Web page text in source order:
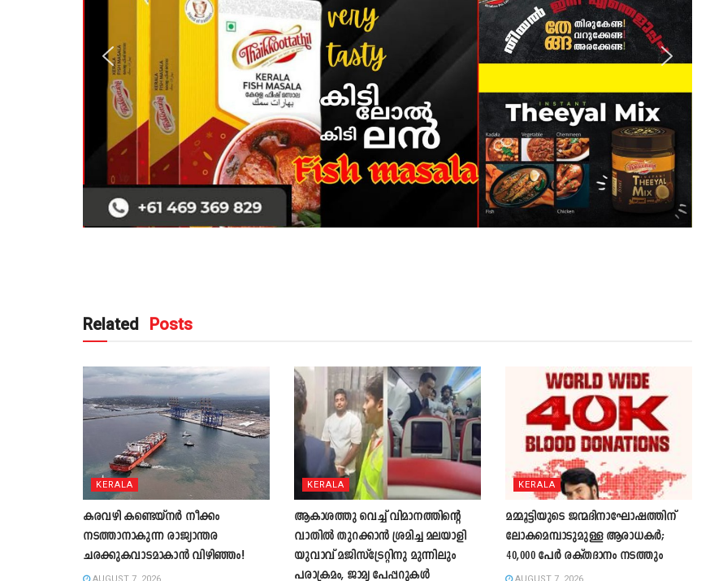
Related Posts
KERALA
കരവഴി കണ്ടെയ്നർ നീക്കം
നടത്താനാകുന്ന രാജ്യാന്തര
ചരക്കുകവാടമാകാൻ വിഴിഞ്ഞം!
KERALA
ആകാശത്തു വെച്ച് വിമാനത്തിന്റെ
വാതില്‍ തുറക്കാന്‍ ശ്രമിച്ച മലയാളി
യുവാവ് മജിസ്ട്രേറ്റിനു മുന്നിലും
പരാക്രമം, ജാമ്യ പേപ്പറുകൾ
KERALA
മമ്മൂട്ടിയുടെ ജന്മദിനാഘോഷത്തിന്
ലോകമെമ്പാടുമുള്ള ആരാധകർ;
40,000 പേർ രക്തദാനം നടത്തും